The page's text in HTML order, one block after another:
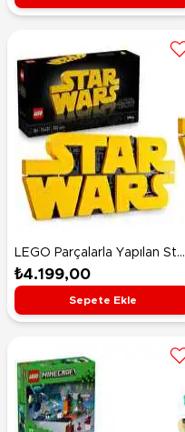
LEGO Parçalarla Yapılan Star
Wars™ Logosu 75407
₺4.199,00
Sepete Ekle